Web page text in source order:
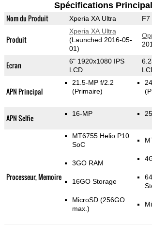
Spécifications
Nom du Produit Xperia XA Ultra F7
Produit
Xperia XA Ultra
(Launched 2016-05-
01)
Ecran
6" 1920x1080 IPS
LCD
APN Principal
21.5-MP f/2.2
(Primaire)
APN Selfie 16-MP
Processeur, Memoire
MT6755 Helio P10
SoC
3GO RAM
16GO Storage
MicroSD (256GO
max.)